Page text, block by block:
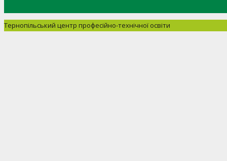
Тернопільський центр професійно-технічної освіти